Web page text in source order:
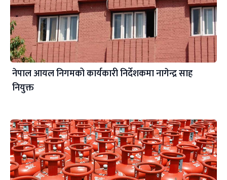
नेपाल आयल निगमको कार्यकारी निर्देशकमा नागेन्द्र साह
नियुक्त